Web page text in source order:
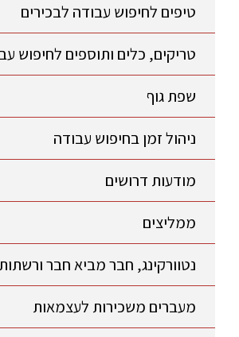
טיפים לחיפוש עבודה לבכירים
טריקים, כלים ותוספים לחיפוש
שפת גוף
ניהול זמן בחיפוש עבודה
מודעות דרושים
ממליצים
נטוורקינג, חבר מביא חבר
מעברים משכירות לעצמאות